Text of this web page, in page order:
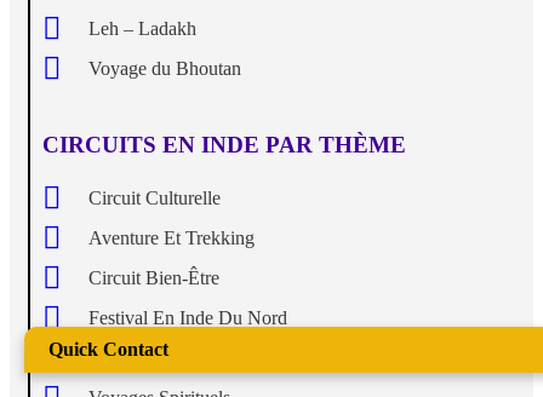
Leh – Ladakh
Voyage du Bhoutan
CIRCUITS EN INDE PAR THÈME
Circuit Culturelle
Aventure Et Trekking
Circuit Bien-Être
Festival En Inde Du Nord
Vie Sauvage / Tigre Safari
Quick Contact